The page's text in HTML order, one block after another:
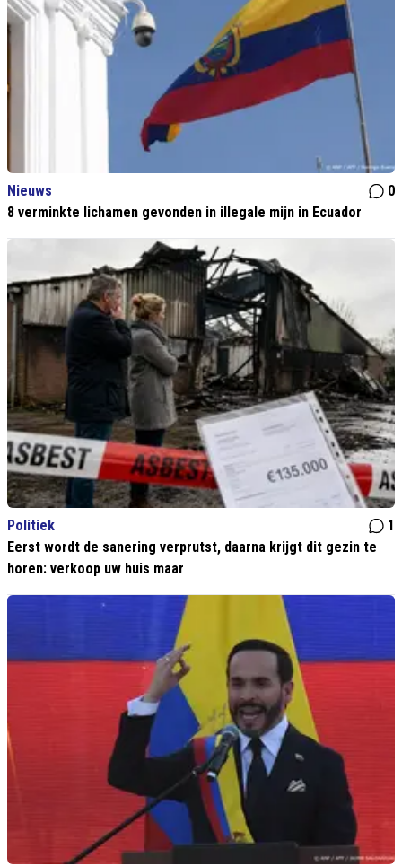
Nieuws
0
8 verminkte lichamen gevonden in illegale mijn in Ecuador
Politiek
1
Eerst wordt de sanering verprutst, daarna krijgt dit gezin te
horen: verkoop uw huis maar